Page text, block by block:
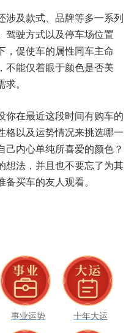
涉及款式、品牌等多一系列
驾驶方式以及停车场位置
，促使车的属性同车主命
不能仅着眼于颜色是否美
。
你在最近这段时间有购车的
格以及运势情况来挑选哪一
内心单纯所喜爱的颜色？
想法，并且也不要忘了为其
买车的友人观看。
事业运势 十年大运